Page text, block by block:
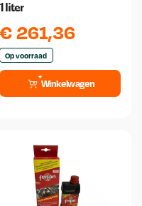
1 liter
€261,36
Op voorraad
Winkelwagen